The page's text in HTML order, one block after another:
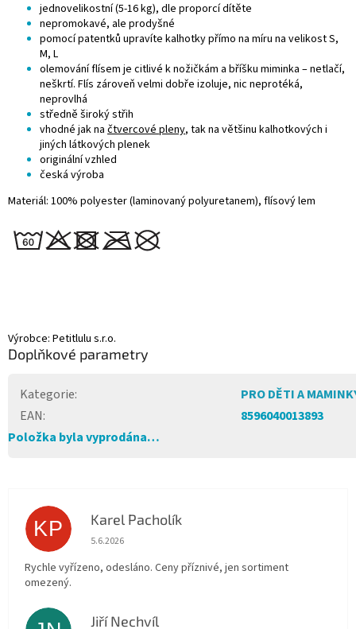
jednovelikostní (5-16 kg), dle proporcí dítěte
nepromokavé, ale prodyšné
pomocí patentků upravíte kalhotky přímo na míru na velikost S,
M, L
olemování flísem je citlivé k nožičkám a bříšku miminka – netlačí,
neškrtí. Flís zároveň velmi dobře izoluje, nic neprotéká,
neprovlhá
středně široký střih
vhodné jak na čtvercové pleny, tak na většinu kalhotkových i
jiných látkových plenek
originální vzhled
česká výroba
Materiál: 100% polyester (laminovaný polyuretanem), flísový lem
Výrobce: Petitlulu s.r.o.
Doplňkové parametry
Kategorie:
PRO DĚTI A
EAN:
8596040013893
Položka byla vyprodána…
KP Karel Pacholík
Hodnocení obchodu je 4 z 5 hvězdiček.
5.6.2026
Rychle vyřízeno, odesláno. Ceny příznivé, jen sortiment
omezený.
Jiří Nechvíl